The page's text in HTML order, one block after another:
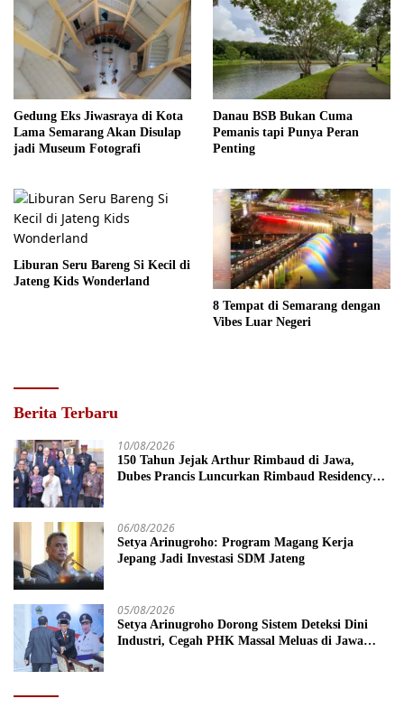
Gedung Eks Jiwasraya di Kota
Lama Semarang Akan Disulap
jadi Museum Fotografi
Danau BSB Bukan Cuma
Pemanis tapi Punya Peran
Penting
Liburan Seru Bareng Si Kecil di
Jateng Kids Wonderland
8 Tempat di Semarang dengan
Vibes Luar Negeri
Berita Terbaru
10/08/2026
150 Tahun Jejak Arthur Rimbaud di Jawa,
Dubes Prancis Luncurkan Rimbaud Residency
06/08/2026
Setya Arinugroho: Program Magang Kerja
Jepang Jadi Investasi SDM Jateng
05/08/2026
Setya Arinugroho Dorong Sistem Deteksi Dini
Industri, Cegah PHK Massal Meluas di Jawa